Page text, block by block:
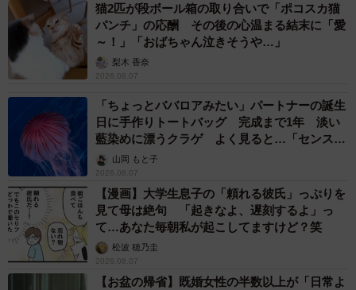
猫2匹が段ボール箱の取り合いで「ポコスカ猫
パンチ」の応酬 その後の心温まる結末に「愛
～！」「おばちゃん泣きそうや…」
梨木 香奈
2026.08.07
「ちょっとババロアみたい」パートナーの誕生
日に手作りトートバッグ 完成まで1年 淡い
藍染めに漂うクラゲ よく見ると…「センスす
ごい」山岡 もと子
2026.08.07
【漫画】大学生息子の「頼れる彼氏」っぷりを
見て母は絶句 「起きなよ、遅刻するよ」っ
て…あなた毎朝私が起こしてますけど？笑
松波 穂乃圭
2026.08.07
【お盆の帰省】既婚女性の半数以上が「日常よ